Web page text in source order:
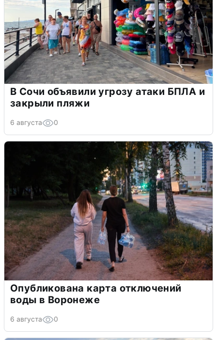
В Сочи объявили угрозу атаки БПЛА и
закрыли пляжи
6 августа 0
Опубликована карта отключений
воды в Воронеже
6 августа 0